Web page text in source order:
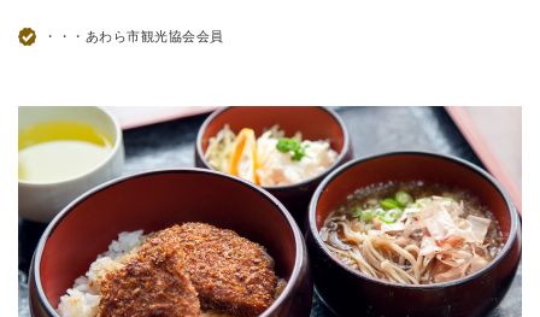
・・・あわら市観光協会会員